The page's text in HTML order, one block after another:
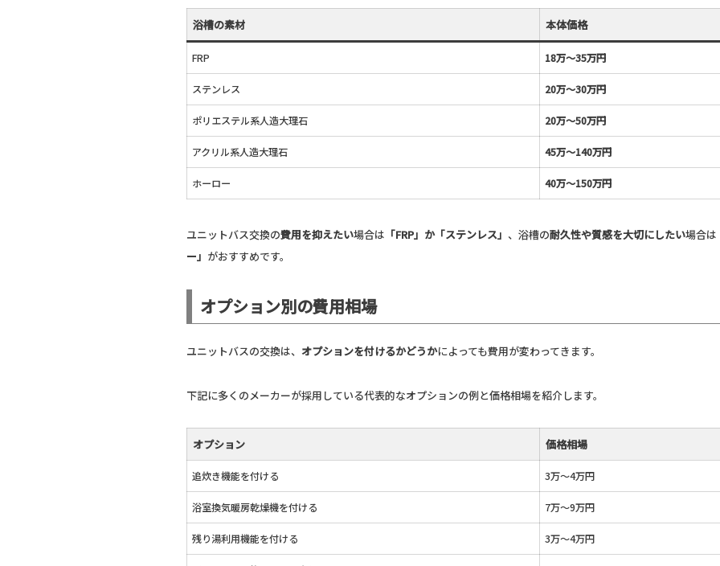
浴槽の素材 本体価格
FRP 18万～35万円
ステンレス 20万～30万円
ポリエステル系人造大理石 20万～50万円
アクリル系人造大理石 45万～140万円
ホーロー 40万～150万円
ユニットバス交換の費用を抑えたい場合は 「FRP」か「ステンレス」 、浴槽の耐久性や質感を大切にしたい場合は
ー」 がおすすめです。
オプション別の費用相場
ユニットバスの交換は、 オプションを付けるかどうかによっても費用が変わってきます。
下記に多くのメーカーが採用している代表的なオプションの例と価格相場を紹介します。
オプション 価格相場
追炊き機能を付ける 3万～4万円
浴室換気暖房乾燥機を付ける 7万～9万円
残り湯利用機能を付ける 3万～4万円